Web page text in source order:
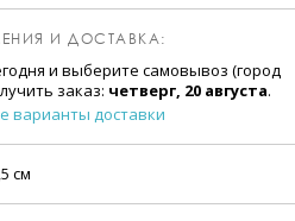
И ДОСТАВКА:
и выберите самовывоз (город
заказ: четверг, 20 августа.
варианты доставки
см